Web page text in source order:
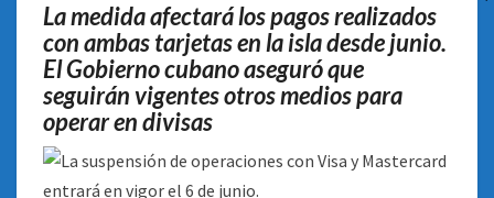
La medida afectará los pagos realizados
con ambas tarjetas en la isla desde junio.
El Gobierno cubano aseguró que
seguirán vigentes otros medios para
operar en divisas